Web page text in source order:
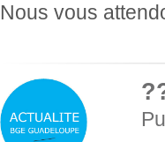
Nous vous